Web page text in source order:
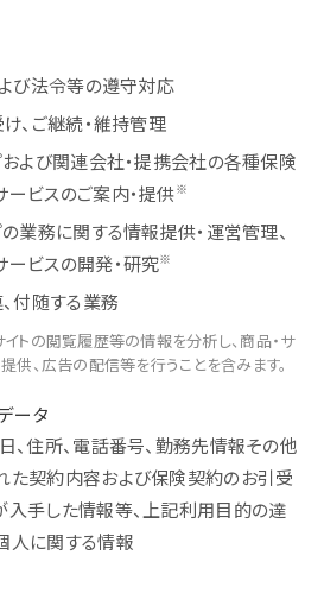
び法令等の遵守対応
、ご継続・維持管理
よび関連会社・提携会社の各種保険
ービスのご案内・提供※
業務に関する情報提供・運営管理、
ービスの開発・研究※
付随する業務
トの閲覧履歴等の情報を分析し、商品・サ
供、広告の配信等を行うことを含みます。
ータ
、住所、電話番号、勤務先情報その他
た契約内容および保険契約のお引受
入手した情報等、上記利用目的の達
人に関する情報